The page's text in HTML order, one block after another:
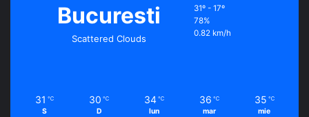
Bucuresti
Scattered Clouds
31º - 17º
78%
0.82 km/h
31 ℃
S
30 ℃
D
34 ℃
lun
36 ℃
mar
35 ℃
mie